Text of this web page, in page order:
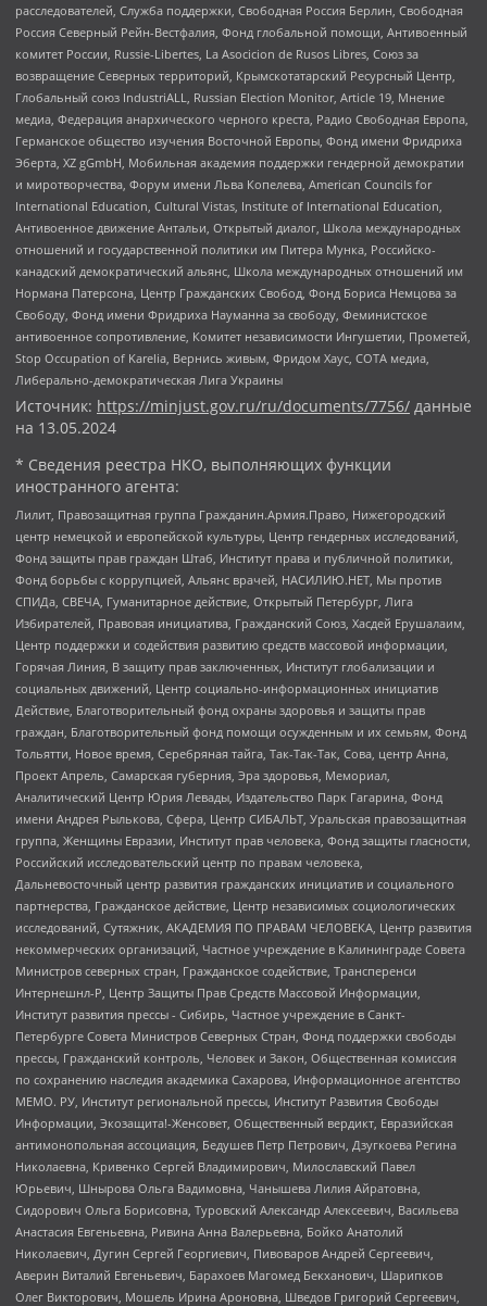
расследователей, Служба поддержки, Свободная Россия Берлин, Свободная
Россия Северный Рейн-Вестфалия, Фонд глобальной помощи, Антивоенный
комитет России, Russie-Libertes, La Asocicion de Rusos Libres, Союз за
возвращение Северных территорий, Крымскотатарский Ресурсный Центр,
Глобальный союз IndustriALL, Russian Election Monitor, Article 19, Мнение
медиа, Федерация анархического черного креста, Радио Свободная Европа,
Германское общество изучения Восточной Европы, Фонд имени Фридриха
Эберта, XZ gGmbH, Мобильная академия поддержки гендерной демократии
и миротворчества, Форум имени Льва Копелева, American Councils for
International Education, Cultural Vistas, Institute of International Education,
Антивоенное движение Антальи, Открытый диалог, Школа международных
отношений и государственной политики им Питера Мунка, Российско-
канадский демократический альянс, Школа международных отношений им
Нормана Патерсона, Центр Гражданских Свобод, Фонд Бориса Немцова за
Свободу, Фонд имени Фридриха Науманна за свободу, Феминистское
антивоенное сопротивление, Комитет независимости Ингушетии, Прометей,
Stop Occupation of Karelia, Вернись живым, Фридом Хаус, СОТА медиа,
Либерально-демократическая Лига Украины
Источник: https://minjust.gov.ru/ru/documents/7756/ данные
на 13.05.2024
* Сведения реестра НКО, выполняющих функции
иностранного агента:
Лилит, Правозащитная группа Гражданин.Армия.Право, Нижегородский
центр немецкой и европейской культуры, Центр гендерных исследований,
Фонд защиты прав граждан Штаб, Институт права и публичной политики,
Фонд борьбы с коррупцией, Альянс врачей, НАСИЛИЮ.НЕТ, Мы против
СПИДа, СВЕЧА, Гуманитарное действие, Открытый Петербург, Лига
Избирателей, Правовая инициатива, Гражданский Союз, Хасдей Ерушалаим,
Центр поддержки и содействия развитию средств массовой информации,
Горячая Линия, В защиту прав заключенных, Институт глобализации и
социальных движений, Центр социально-информационных инициатив
Действие, Благотворительный фонд охраны здоровья и защиты прав
граждан, Благотворительный фонд помощи осужденным и их семьям, Фонд
Тольятти, Новое время, Серебряная тайга, Так-Так-Так, Сова, центр Анна,
Проект Апрель, Самарская губерния, Эра здоровья, Мемориал,
Аналитический Центр Юрия Левады, Издательство Парк Гагарина, Фонд
имени Андрея Рылькова, Сфера, Центр СИБАЛЬТ, Уральская правозащитная
группа, Женщины Евразии, Институт прав человека, Фонд защиты гласности,
Российский исследовательский центр по правам человека,
Дальневосточный центр развития гражданских инициатив и социального
партнерства, Гражданское действие, Центр независимых социологических
исследований, Сутяжник, АКАДЕМИЯ ПО ПРАВАМ ЧЕЛОВЕКА, Центр развития
некоммерческих организаций, Частное учреждение в Калининграде Совета
Министров северных стран, Гражданское содействие, Трансперенси
Интернешнл-Р, Центр Защиты Прав Средств Массовой Информации,
Институт развития прессы - Сибирь, Частное учреждение в Санкт-
Петербурге Совета Министров Северных Стран, Фонд поддержки свободы
прессы, Гражданский контроль, Человек и Закон, Общественная комиссия
по сохранению наследия академика Сахарова, Информационное агентство
МЕМО. РУ, Институт региональной прессы, Институт Развития Свободы
Информации, Экозащита!-Женсовет, Общественный вердикт, Евразийская
антимонопольная ассоциация, Бедушев Петр Петрович, Дзугкоева Регина
Николаевна, Кривенко Сергей Владимирович, Милославский Павел
Юрьевич, Шнырова Ольга Вадимовна, Чанышева Лилия Айратовна,
Сидорович Ольга Борисовна, Туровский Александр Алексеевич, Васильева
Анастасия Евгеньевна, Ривина Анна Валерьевна, Бойко Анатолий
Николаевич, Дугин Сергей Георгиевич, Пивоваров Андрей Сергеевич,
Аверин Виталий Евгеньевич, Барахоев Магомед Бекханович, Шарипков
Олег Викторович, Мошель Ирина Ароновна, Шведов Григорий Сергеевич,